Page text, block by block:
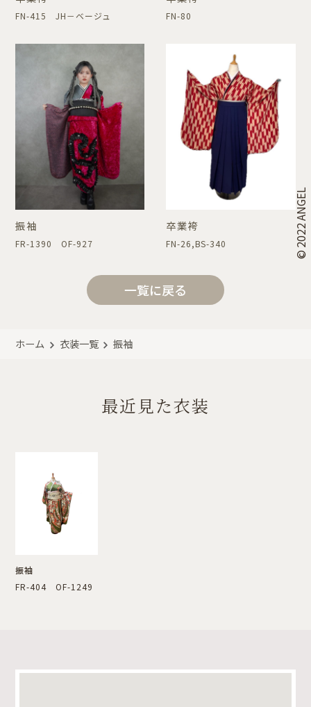
FN-415 JH－ベージュ FN-80
振袖
FR-1390 OF-927
卒業袴
FN-26,BS-340
一覧に戻る
ホーム 衣装一覧 振袖
最近見た衣装
振袖
FR-404 OF-1249
© 2022 ANGEL